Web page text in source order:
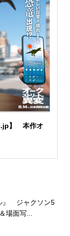
】 本作オ
』 ジャクソン5
場面写...